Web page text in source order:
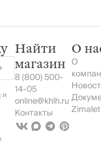
и
Найти
магазин
8 (800) 500-
14-05
online@khlh.ru
Контакты
О
О